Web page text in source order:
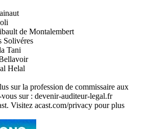
de Montalembert
Solivéres
Tani
Helal
sur la profession de commissaire aux
vous sur : devenir-auditeur-legal.fr
Visitez acast.com/privacy pour plus